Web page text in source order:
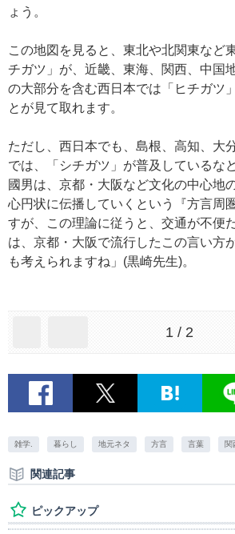
ょう。
この地図を見ると、東北や北関東など
チガツ」が、近畿、東海、関西、中国
の大部分を含む西日本では「ヒチガツ
とが見て取れます。
ただし、西日本でも、島根、高知、大
では、「シチガツ」が普及しているな
國男は、京都・大阪など文化の中心地
心円状に伝播していくという『方言周
すが、この理論に従うと、交通が不便
は、京都・大阪で流行したこの言い方
も考えられますね」(黒崎先生)。
1 / 2
雑学. 暮らし 地元ネタ 方言 言葉 関
関連記事
ピックアップ